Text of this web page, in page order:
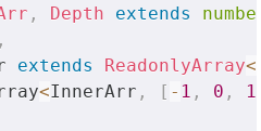
, Depth extends
,
extends ReadonlyArray<
<InnerArr , [ - 1 , 0 , 1